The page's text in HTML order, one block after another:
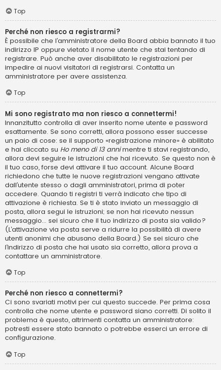
Top
Perché non riesco a registrarmi?
È possibile che l’amministratore della Board abbia bannato il tuo
indirizzo IP oppure vietato il nome utente che stai tentando di
registrare. Può anche aver disabilitato le registrazioni per
impedire ai nuovi visitatori di registrarsi. Contatta un
amministratore per avere assistenza.
Top
Mi sono registrato ma non riesco a connettermi!
Innanzitutto controlla di aver inserito nome utente e password
esattamente. Se sono corretti, allora possono esser successe
un paio di cose: se il supporto «registrazione minore» è abilitato
e hai cliccato su Ho meno di 13 annimentre ti stavi registrando,
allora devi seguire le istruzioni che hai ricevuto. Se questo non è
il tuo caso, forse devi attivare il tuo account. Alcune Board
richiedono che tutte le nuove registrazioni vengano attivate
dall’utente stesso o dagli amministratori, prima di poter
accedere. Quando ti registri ti verrà indicato che tipo di
attivazione è richiesta. Se ti è stato inviato un messaggio di
posta, allora segui le istruzioni; se non hai ricevuto nessun
messaggio... sei sicuro che il tuo indirizzo di posta sia valido?
(L’attivazione via posta serve a ridurre la possibilità di avere
utenti anonimi che abusano della Board.) Se sei sicuro che
l’indirizzo di posta che hai usato sia corretto, allora prova a
contattare un amministratore.
Top
Perché non riesco a connettermi?
Ci sono svariati motivi per cui questo succede. Per prima cosa
controlla che nome utente e password siano corretti. Di solito il
problema è questo, altrimenti contatta un amministratore:
potresti essere stato bannato o potrebbe esserci un errore di
configurazione.
Top